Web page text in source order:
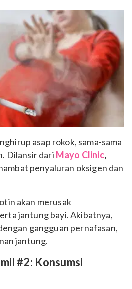
asap rokok, sama-sama
Dilansir dari Mayo Clinic,
penyaluran oksigen dan
akan merusak
jantung bayi. Akibatnya,
gangguan pernafasan,
jantung.
#2: Konsumsi